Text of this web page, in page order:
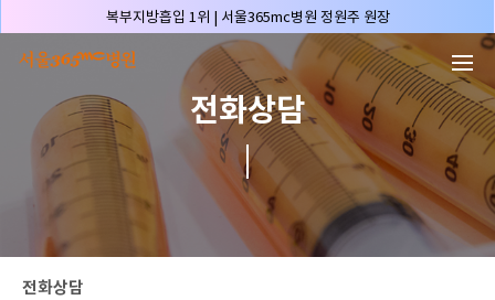
복부지방흡입 1위 | 서울365mc병원 정원주 원장
허파고리 1위 | 서울365mc병원 이성훈 부병원장(4개월 연속)
얼굴지방흡입 1위 | 서울365mc병원 서성익 원장(3년 연속)
배파가리 1위 | 서울365mc병원 서성익 원장
🏆대한민국 최대 15층 규모 지방흡입 특화 병원🏆
🏆대한민국 첫번째 '병원급' 지방흡입 병원🏆
🏆지방흡입 고객 만족도 99.9% 최고치 달성🏆
🏆대한민국 최다 지방흡입 케이스 370,884건🏆
🏆서울365mc병원 부위별 최다 지방흡입 집도의 4관왕!! (2026년 7월 기준)
전화상담
전화상담